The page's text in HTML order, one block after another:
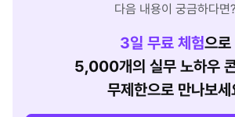
다음 내용이 궁금하다면?
3일 무료 체험으로
5,000개의 실무 노하우
무제한으로 만나보세